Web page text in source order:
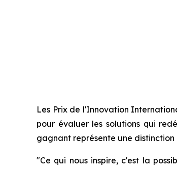
Les Prix de l'Innovation
pour évaluer les solutions qui
gagnant représente une
"Ce qui nous inspire, c'est la